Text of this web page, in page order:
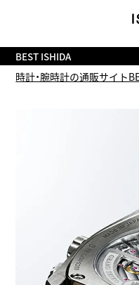
BEST ISHIDA
時計・腕時計の通販サイト